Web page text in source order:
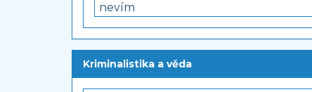
nevím
Kriminalistika a věda